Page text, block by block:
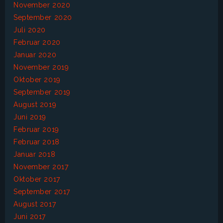
November 2020
September 2020
Juli 2020
Februar 2020
Januar 2020
November 2019
Oktober 2019
September 2019
August 2019
Juni 2019
Februar 2019
Februar 2018
Januar 2018
November 2017
Oktober 2017
September 2017
August 2017
Juni 2017